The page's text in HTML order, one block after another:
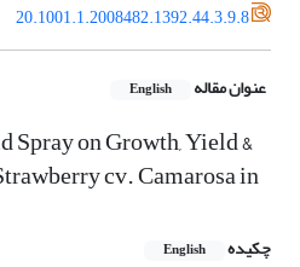
20.1001.1.2008482.1392.44.3.9.8
عنوان مقاله English
on Growth, Yield &
cv. Camarosa in
چکیده English